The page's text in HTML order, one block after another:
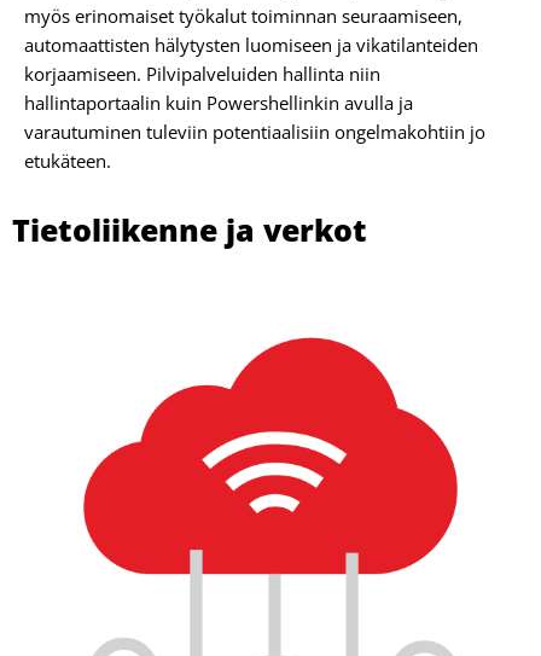
myös erinomaiset työkalut toiminnan seuraamiseen,
automaattisten hälytysten luomiseen ja vikatilanteiden
korjaamiseen. Pilvipalveluiden hallinta niin
hallintaportaalin kuin Powershellinkin avulla ja
varautuminen tuleviin potentiaalisiin ongelmakohtiin jo
etukäteen.
Tietoliikenne ja verkot